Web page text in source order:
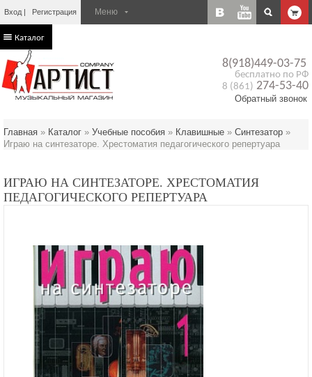
Вход Регистрация
8(918)449-03-75
бесплатно по РФ
8 (861) 274-53-40
Обратный звонок
Каталог
Главная » Каталог » Учебные пособия » Клавишные » Синтезатор »
Играю на синтезаторе. Хрестоматия педагогического репертуара
ИГРАЮ НА СИНТЕЗАТОРЕ. ХРЕСТОМАТИЯ
ПЕДАГОГИЧЕСКОГО РЕПЕРТУАРА